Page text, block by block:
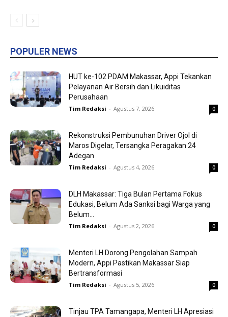
POPULER NEWS
HUT ke-102 PDAM Makassar, Appi Tekankan
Pelayanan Air Bersih dan Likuiditas
Perusahaan
Tim Redaksi - Agustus 7, 2026 0
Rekonstruksi Pembunuhan Driver Ojol di
Maros Digelar, Tersangka Peragakan 24
Adegan
Tim Redaksi - Agustus 4, 2026 0
DLH Makassar: Tiga Bulan Pertama Fokus
Edukasi, Belum Ada Sanksi bagi Warga yang
Belum...
Tim Redaksi - Agustus 2, 2026 0
Menteri LH Dorong Pengolahan Sampah
Modern, Appi Pastikan Makassar Siap
Bertransformasi
Tim Redaksi - Agustus 5, 2026 0
Tinjau TPA Tamangapa, Menteri LH Apresiasi